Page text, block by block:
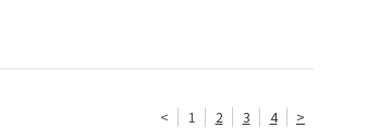
< 1 2 3 4 >